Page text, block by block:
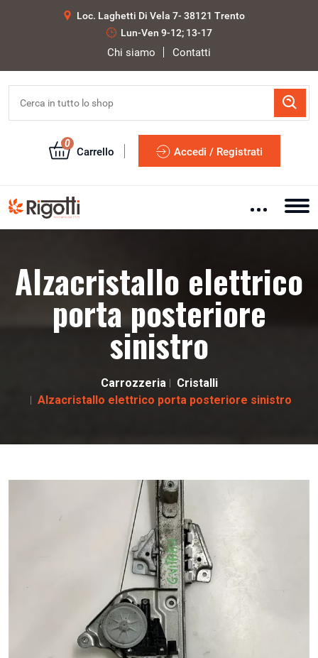
Loc. Laghetti Di Vela 7- 38121 Trento
Lun-Ven 9-12; 13-17
Chi siamo Contatti
0
Carrello Accedi / Registrati
Alzacristallo elettrico
porta posteriore
sinistro
Carrozzeria
Cristalli
Alzacristallo elettrico porta posteriore sinistro